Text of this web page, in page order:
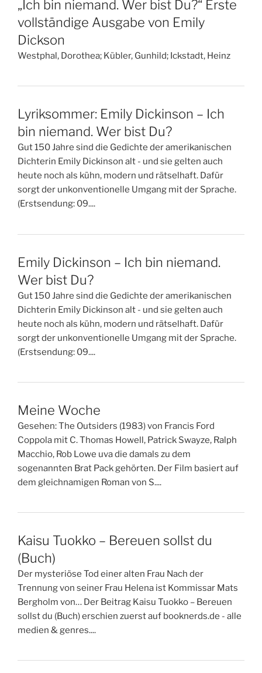
„Ich bin niemand. Wer bist Du?“ Erste
vollständige Ausgabe von Emily
Dickson
Westphal, Dorothea; Kübler, Gunhild; Ickstadt, Heinz
Lyriksommer: Emily Dickinson – Ich
bin niemand. Wer bist Du?
Gut 150 Jahre sind die Gedichte der amerikanischen
Dichterin Emily Dickinson alt - und sie gelten auch
heute noch als kühn, modern und rätselhaft. Dafür
sorgt der unkonventionelle Umgang mit der Sprache.
(Erstsendung: 09....
Emily Dickinson – Ich bin niemand.
Wer bist Du?
Gut 150 Jahre sind die Gedichte der amerikanischen
Dichterin Emily Dickinson alt - und sie gelten auch
heute noch als kühn, modern und rätselhaft. Dafür
sorgt der unkonventionelle Umgang mit der Sprache.
(Erstsendung: 09....
Meine Woche
Gesehen: The Outsiders (1983) von Francis Ford
Coppola mit C. Thomas Howell, Patrick Swayze, Ralph
Macchio, Rob Lowe uva die damals zu dem
sogenannten Brat Pack gehörten. Der Film basiert auf
dem gleichnamigen Roman von S....
Kaisu Tuokko – Bereuen sollst du
(Buch)
Der mysteriöse Tod einer alten Frau Nach der
Trennung von seiner Frau Helena ist Kommissar Mats
Bergholm von… Der Beitrag Kaisu Tuokko – Bereuen
sollst du (Buch) erschien zuerst auf booknerds.de - alle
medien & genres....